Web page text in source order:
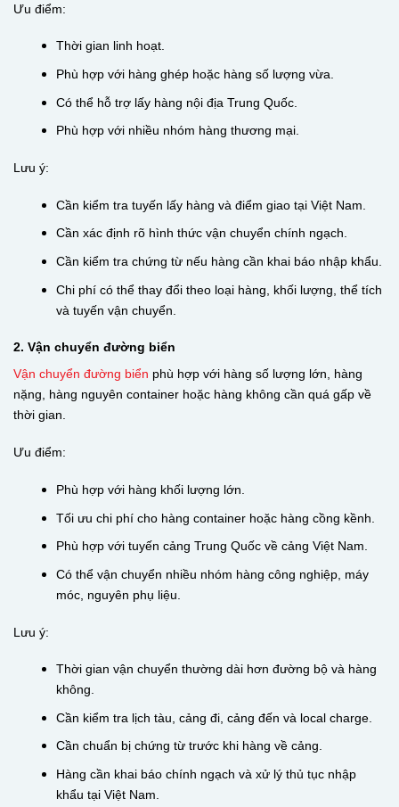
Ưu điểm:
Thời gian linh hoạt.
Phù hợp với hàng ghép hoặc hàng số lượng vừa.
Có thể hỗ trợ lấy hàng nội địa Trung Quốc.
Phù hợp với nhiều nhóm hàng thương mại.
Lưu ý:
Cần kiểm tra tuyến lấy hàng và điểm giao tại Việt Nam.
Cần xác định rõ hình thức vận chuyển chính ngạch.
Cần kiểm tra chứng từ nếu hàng cần khai báo nhập khẩu.
Chi phí có thể thay đổi theo loại hàng, khối lượng, thể tích
và tuyến vận chuyển.
2. Vận chuyển đường biển
Vận chuyển đường biển phù hợp với hàng số lượng lớn, hàng
nặng, hàng nguyên container hoặc hàng không cần quá gấp về
thời gian.
Ưu điểm:
Phù hợp với hàng khối lượng lớn.
Tối ưu chi phí cho hàng container hoặc hàng cồng kềnh.
Phù hợp với tuyến cảng Trung Quốc về cảng Việt Nam.
Có thể vận chuyển nhiều nhóm hàng công nghiệp, máy
móc, nguyên phụ liệu.
Lưu ý:
Thời gian vận chuyển thường dài hơn đường bộ và hàng
không.
Cần kiểm tra lịch tàu, cảng đi, cảng đến và local charge.
Cần chuẩn bị chứng từ trước khi hàng về cảng.
Hàng cần khai báo chính ngạch và xử lý thủ tục nhập
khẩu tại Việt Nam.